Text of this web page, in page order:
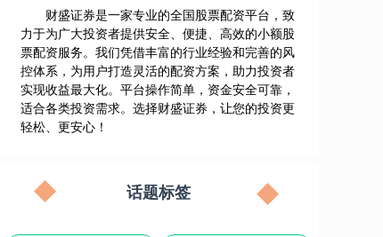
财盛证券是一家专业的全国股票配资平台，致
力于为广大投资者提供安全、便捷、高效的小额股
票配资服务。我们凭借丰富的行业经验和完善的风
控体系，为用户打造灵活的配资方案，助力投资者
实现收益最大化。平台操作简单，资金安全可靠，
适合各类投资需求。选择财盛证券，让您的投资更
轻松、更安心！
话题标签